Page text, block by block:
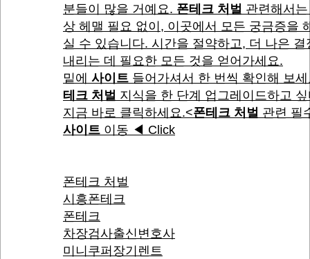
분들이 많을 거예요. 폰테크 처벌 관련해서
상 헤맬 필요 없이, 이곳에서 모든 궁금증을
실 수 있습니다. 시간을 절약하고, 더 나은 결
내리는 데 필요한 모든 것을 얻어가세요.
밑에 사이트 들어가셔서 한 번씩 확인해 보
테크 처벌 지식을 한 단계 업그레이드하고
지금 바로 클릭하세요.<폰테크 처벌 관련 필
사이트 이동 ◀ Click
폰테크 처벌
시흥폰테크
폰테크
차장검사출신변호사
미니쿠퍼장기렌트